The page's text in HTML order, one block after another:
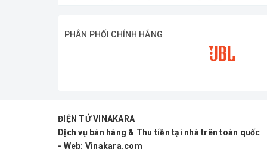
Thunder 50 K1801 sở hữu thiết kế hiện
nào. Thùng loa được gia công cứng cáp,
PHÂN PHỐI CHÍNH HÃNG
ĐIỆN TỬ VINAKARA
Dịch vụ bán hàng & Thu tiền tại nhà trên toàn quốc
- Web: Vinakara.com